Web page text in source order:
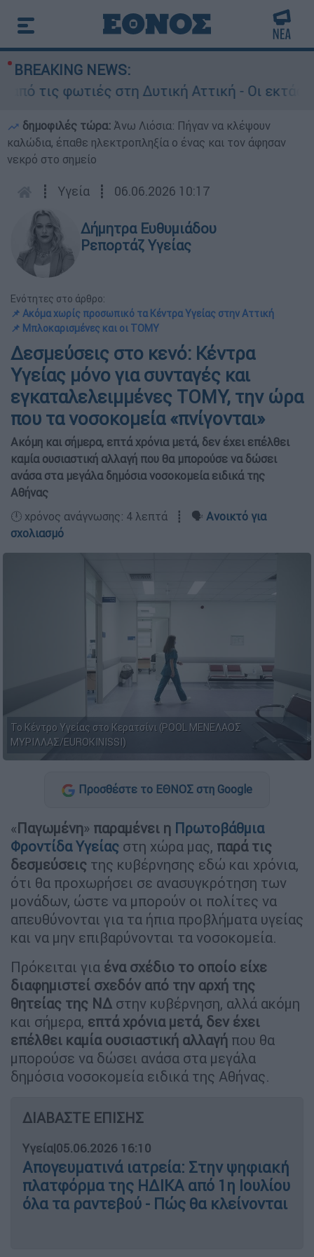
BREAKING NEWS:
φωτιές στη Δυτική Αττική - Οι εκτάσεις
δημοφιλές τώρα: Άνω Λιόσια: Πήγαν να κλέψουν
καλώδια, έπαθε ηλεκτροπληξία ο ένας και τον άφησαν
νεκρό στο σημείο
┋ Υγεία ┋ 06.06.2026 10:17
Δήμητρα Ευθυμιάδου
Ρεπορτάζ Υγείας
Ενότητες στο άρθρο:
📌 Ακόμα χωρίς προσωπικό τα Κέντρα Υγείας στην Αττική
📌 Μπλοκαρισμένες και οι ΤΟΜΥ
Δεσμεύσεις στο κενό: Κέντρα
Υγείας μόνο για συνταγές και
εγκαταλελειμμένες ΤΟΜΥ, την ώρα
που τα νοσοκομεία «πνίγονται»
Ακόμη και σήμερα, επτά χρόνια μετά, δεν έχει επέλθει
καμία ουσιαστική αλλαγή που θα μπορούσε να δώσει
ανάσα στα μεγάλα δημόσια νοσοκομεία ειδικά της
Αθήνας
🕛 χρόνος ανάγνωσης: 4 λεπτά ┋ 🗣️ Ανοικτό για
σχολιασμό
Το Κέντρο Υγείας στο Κερατσίνι (POOL ΜΕΝΕΛΑΟΣ
ΜΥΡΙΛΛΑΣ/EUROKINISSI)
Προσθέστε το ΕΘΝΟΣ στη Google
«Παγωμένη» παραμένει η Πρωτοβάθμια
Φροντίδα Υγείας στη χώρα μας, παρά τις
δεσμεύσεις της κυβέρνησης εδώ και χρόνια,
ότι θα προχωρήσει σε ανασυγκρότηση των
μονάδων, ώστε να μπορούν οι πολίτες να
απευθύνονται για τα ήπια προβλήματα υγείας
και να μην επιβαρύνονται τα νοσοκομεία.
Πρόκειται για ένα σχέδιο το οποίο είχε
διαφημιστεί σχεδόν από την αρχή της
θητείας της ΝΔ στην κυβέρνηση, αλλά ακόμη
και σήμερα, επτά χρόνια μετά, δεν έχει
επέλθει καμία ουσιαστική αλλαγή που θα
μπορούσε να δώσει ανάσα στα μεγάλα
δημόσια νοσοκομεία ειδικά της Αθήνας.
ΔΙΑΒΑΣΤΕ ΕΠΙΣΗΣ
Υγεία|05.06.2026 16:10
Απογευματινά ιατρεία: Στην ψηφιακή
πλατφόρμα της ΗΔΙΚΑ από 1η Ιουλίου
όλα τα ραντεβού - Πώς θα κλείνονται